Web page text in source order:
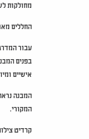
מחולקות
החללים
בפנים
אישיים
המבנה
המקורי.
קרדיט